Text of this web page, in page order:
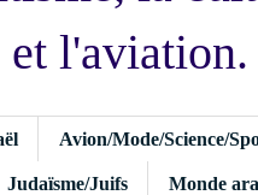
l'aviation.
Avion/Mode/Science/
Judaïsme/Juifs Monde